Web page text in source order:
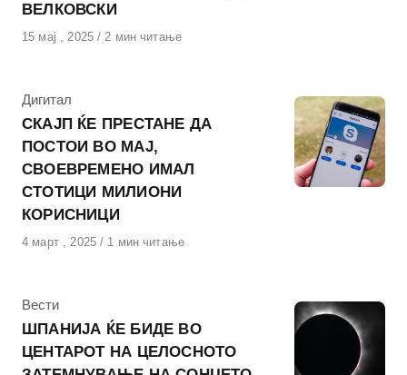
ВЕЛКОВСКИ
Објавено
15 мај , 2025 2 мин читање
КАтегорија
Дигитал
СКАЈП ЌЕ ПРЕСТАНЕ ДА
ПОСТОИ ВО МАЈ,
СВОЕВРЕМЕНО ИМАЛ
СТОТИЦИ МИЛИОНИ
КОРИСНИЦИ
Објавено
4 март , 2025 1 мин читање
КАтегорија
Вести
ШПАНИЈА ЌЕ БИДЕ ВО
ЦЕНТАРОТ НА ЦЕЛОСНОТО